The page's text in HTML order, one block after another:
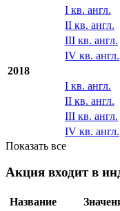
III кв. англ.
IV кв. англ.
I кв. англ.
III кв. англ.
IV кв. англ.
I кв. англ.
II кв. англ.
IV кв. англ.